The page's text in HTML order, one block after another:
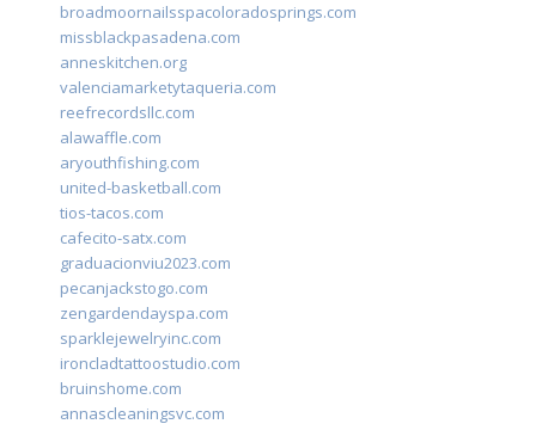
broadmoornailsspacoloradosprings.com
missblackpasadena.com
anneskitchen.org
valenciamarketytaqueria.com
reefrecordsllc.com
alawaffle.com
aryouthfishing.com
united-basketball.com
tios-tacos.com
cafecito-satx.com
graduacionviu2023.com
pecanjackstogo.com
zengardendayspa.com
sparklejewelryinc.com
ironcladtattoostudio.com
bruinshome.com
annascleaningsvc.com